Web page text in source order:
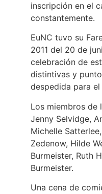
inscripción en el
constantemente.
EuNC tuvo su
2011 del 20 de
celebración de
distintivas y
despedida para
Los miembros de
Jenny Selvidge,
Michelle
Zedenow, Hilde
Burmeister, Ruth
Burmeister.
Una cena de